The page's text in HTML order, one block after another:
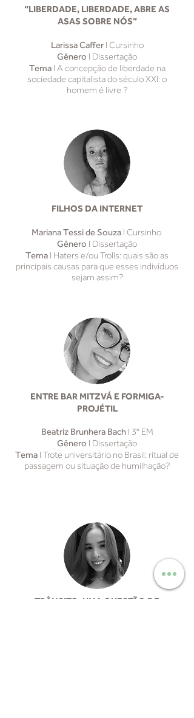
“LIBERDADE, LIBERDADE, ABRE AS
ASAS SOBRE NÓS”
Larissa CafferI Cursinho
Gênero I Dissertação
TemaI A concepção de liberdade na
sociedade capitalista do século XXI: o
homem é livre ?
FILHOS DA INTERNET
Mariana Tessi de SouzaI Cursinho
Gênero I Dissertação
Tema I Haters e/ou Trolls: quais são as
principais causas para que esses indivíduos
sejam assim?
ENTRE BAR MITZVÁ E FORMIGA-
PROJÉTIL
Beatriz Brunhera BachI 3° EM
Gênero I Dissertação
Tema I Trote universitário no Brasil: ritual de
passagem ou situação de humilhação?
TRÂNSITO: UMA QUESTÃO DE